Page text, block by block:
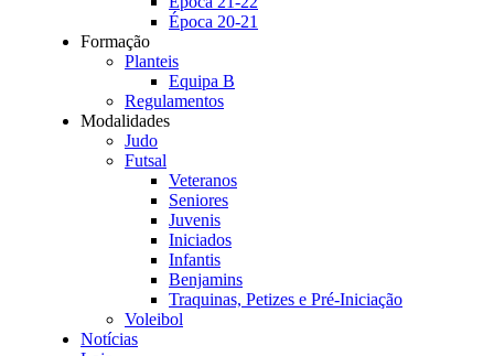
Época 20-21
Formação
Planteis
Equipa B
Regulamentos
Modalidades
Judo
Futsal
Veteranos
Seniores
Juvenis
Iniciados
Infantis
Benjamins
Traquinas, Petizes e Pré-Iniciação
Voleibol
Notícias